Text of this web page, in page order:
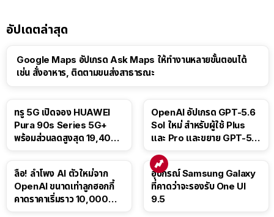
อัปเดตล่าสุด
Google Maps อัปเกรด Ask Maps ให้ทำงานหลายขั้นตอนได้
เช่น สั่งอาหาร, ติดตามขนส่งสาธารณะ
ทรู 5G เปิดจอง HUAWEI
Pura 90s Series 5G+
พร้อมส่วนลดสูงสุด 19,400
OpenAI อัปเกรด GPT-5.6
Sol ใหม่ สำหรับผู้ใช้ Plus
และ Pro และขยาย GPT-5.6
ลือ! ลำโพง AI ตัวใหม่จาก
OpenAI ขนาดเท่าลูกฮอกกี้
คาดราคาเริ่มราว 10,000
อุปกรณ์ Samsung Galaxy
ที่คาดว่าจะรองรับ One UI
9.5